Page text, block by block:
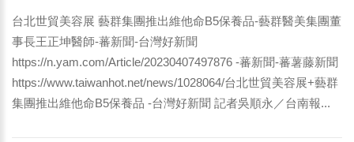
台北世貿美容展 藝群集團推出維他命B5保養品-藝群醫美集團董
事長王正坤醫師-蕃新聞-台灣好新聞
https://n.yam.com/Article/20230407497876 -蕃新聞-蕃薯藤新聞
https://www.taiwanhot.net/news/1028064/台北世貿美容展+藝群
集團推出維他命B5保養品 -台灣好新聞 記者吳順永／台南報...